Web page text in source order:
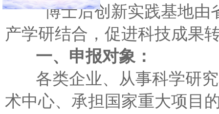
博士后创新实践基地由省
产学研结合，促进科技成果
一、申报对象：
各类企业、从事科学研究
术中心、承担国家重大项目